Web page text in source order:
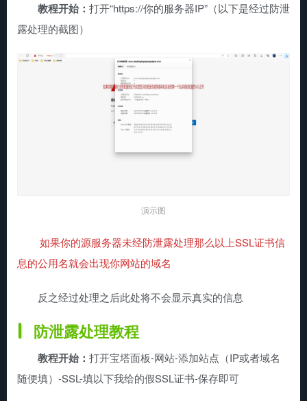
教程开始： 打开“https://你的服务器IP”（以下是经过防泄
露处理的截图）
演示图
如果你的源服务器未经防泄露处理那么以上SSL证书信
息的公用名就会出现你网站的域名
反之经过处理之后此处将不会显示真实的信息
防泄露处理教程
教程开始： 打开宝塔面板-网站-添加站点（IP或者域名
随便填）-SSL-填以下我给的假SSL证书-保存即可